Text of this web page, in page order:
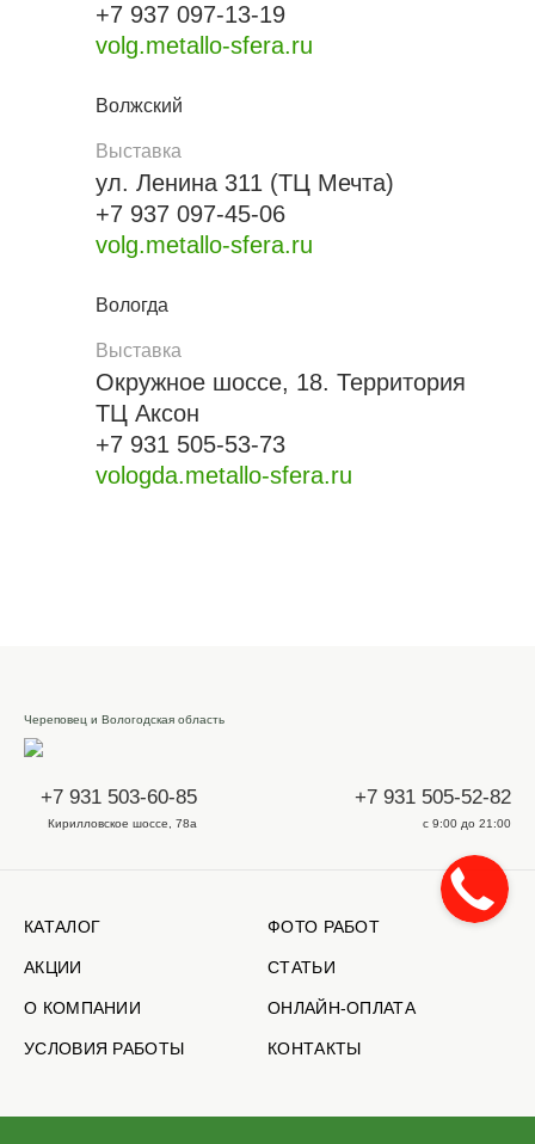
+7 937 097-13-19
volg.metallo-sfera.ru
Волжский
Выставка
ул. Ленина 311 (ТЦ Мечта)
+7 937 097-45-06
volg.metallo-sfera.ru
Вологда
Выставка
Окружное шоссе, 18. Территория
ТЦ Аксон
+7 931 505-53-73
vologda.metallo-sfera.ru
Череповец и Вологодская область
+7 931 503-60-85
Кирилловское шоссе, 78а
+7 931 505-52-82
с 9:00 до 21:00
КАТАЛОГ
АКЦИИ
О КОМПАНИИ
УСЛОВИЯ РАБОТЫ
ФОТО РАБОТ
СТАТЬИ
ОНЛАЙН-ОПЛАТА
КОНТАКТЫ